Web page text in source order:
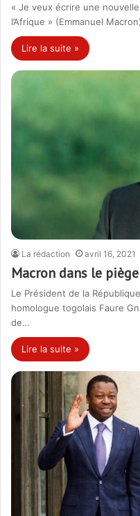
« Je veux écrire une
l’Afrique » (Emmanuel
Lire la suite »
La rédaction avril 16, 2021
Macron dans le
Le Président de la
homologue togolais Faure
de…
Lire la suite »